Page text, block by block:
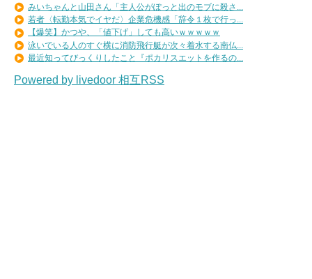
みいちゃんと山田さん「主人公がぽっと出のモブに殺さ...
若者〈転勤本気でイヤだ〉企業危機感「辞令１枚で行っ...
【爆笑】かつや、「値下げ」しても高いｗｗｗｗｗ
泳いでいる人のすぐ横に消防飛行艇が次々着水する南仏...
最近知ってびっくりしたこと『ポカリスエットを作るの...
Powered by livedoor 相互RSS